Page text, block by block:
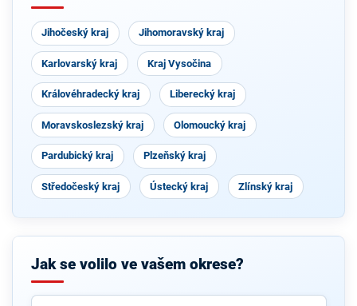
Jihočeský kraj Jihomoravský kraj
Karlovarský kraj Kraj Vysočina
Královéhradecký kraj Liberecký kraj
Moravskoslezský kraj Olomoucký kraj
Pardubický kraj Plzeňský kraj
Středočeský kraj Ústecký kraj Zlínský kraj
Jak se volilo ve vašem okrese?